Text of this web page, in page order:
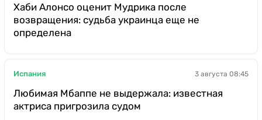
Хаби Алонсо оценит Мудрика после
возвращения: судьба украинца еще не
определена
Испания 3 августа 08:45
Любимая Мбаппе не выдержала: известная
актриса пригрозила судом